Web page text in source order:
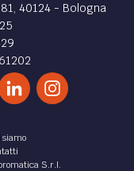
40124 - Bologna
siamo
S.r.l.